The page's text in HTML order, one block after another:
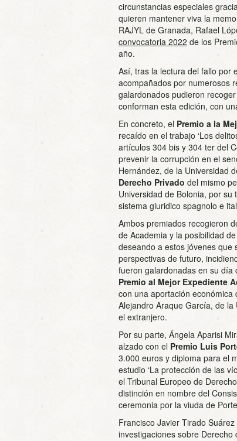
circunstancias especiales
quieren mantener viva la
RAJYL de Granada, Rafael
convocatoria 2022 de los
año.
Así, tras la lectura del fallo por
acompañados por numerosos
galardonados pudieron
conforman esta edición, con
En concreto, el Premio a la
recaído en el trabajo ‘Los
artículos 304 bis y 304 ter del
prevenir la corrupción en el
Hernández, de la Universidad
Derecho Privado del mismo
Universidad de Bolonia, por su
sistema giuridico spagnolo e
Ambos premiados recogieron
de Academia y la posibilidad
deseando a estos jóvenes que
perspectivas de futuro,
fueron galardonadas en su día
Premio al Mejor Expediente
con una aportación
Alejandro Araque García, de
el extranjero.
Por su parte, Ángela Aparisi
alzado con el Premio Luis
3.000 euros y diploma para el
estudio ‘La protección de las
el Tribunal Europeo de
distinción en nombre del
ceremonia por la viuda de
Francisco Javier Tirado
investigaciones sobre Derecho